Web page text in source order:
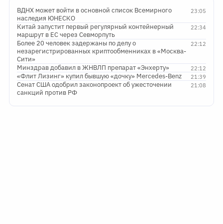
23:05
ВДНХ может войти в основной список Всемирного
наследия ЮНЕСКО
22:34
Китай запустит первый регулярный контейнерный
маршрут в ЕС через Севморпуть
22:12
Более 20 человек задержаны по делу о
незарегистрированных криптообменниках в «Москва-
Сити»
22:12
Минздрав добавил в ЖНВЛП препарат «Энхерту»
21:39
«Флит Лизинг» купил бывшую «дочку» Mercedes-Benz
21:08
Сенат США одобрил законопроект об ужесточении
санкций против РФ